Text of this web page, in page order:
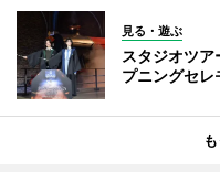
見る・遊ぶ
スタジオツ
プニングセレ